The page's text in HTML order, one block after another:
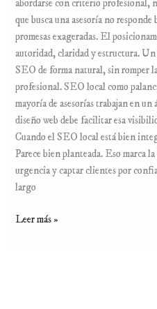
abordarse con criterio profesional,
que busca una asesoría no
promesas exageradas. El
autoridad, claridad y estructura.
SEO de forma natural, sin romper
profesional. SEO local como
mayoría de asesorías trabajan en
diseño web debe facilitar esa
Cuando el SEO local está bien
Parece bien planteada. Eso marca
urgencia y captar clientes por
largo
Leer más »